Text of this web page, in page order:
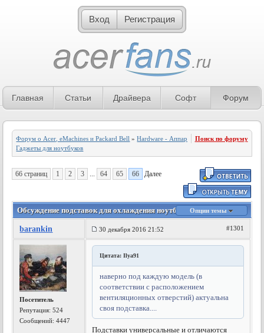
Вход Регистрация
Главная Статьи Драйвера Софт Форум
Форум о Acer, eMachines и Packard Bell »Hardware - Аппаратное обеспечение»
Гаджеты для ноутбуков
Поиск по форуму
66 страниц 1 2 3 ... 64 65 66 Далее
Обсуждение подставок для охлаждения ноутбука - 66 страница
Опции темы
barankin 30 декабря 2016 21:52 #1301
Посетитель
Репутация:524
Сообщений: 4447
Цитата: Ilya91
наверно под каждую модель (в
соответствии с расположением
вентиляционных отверстий) актуальна
своя подставка....
Подставки универсальные и отличаются